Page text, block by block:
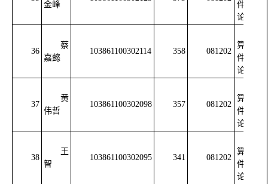
金峰
件与理
论
36
蔡
嘉懿
103861100302114 358 081202
算机软
件与理
论
37
黄
伟哲
103861100302098 357 081202
算机软
件与理
论
38
王
智
103861100302095 341 081202
算机软
件与理
论